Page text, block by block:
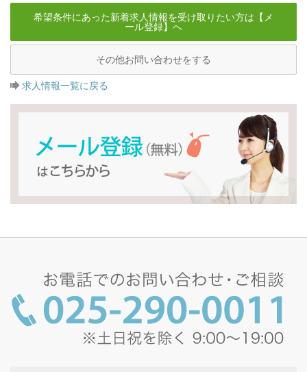
希望条件にあった新着求人情報を受け取りたい方は【メ
ール登録】へ
その他お問い合わせをする
求人情報一覧に戻る